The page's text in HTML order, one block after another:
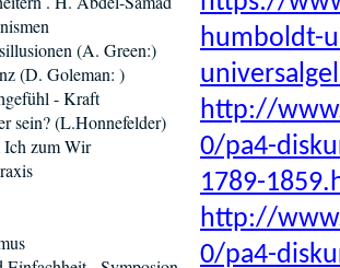
humboldt-
http://
0/pa4-
1789-
http://
0/pa4-
(A. Green:)
(D. Goleman: )
- Kraft
sein? (L.Honnefelder)
zum Wir